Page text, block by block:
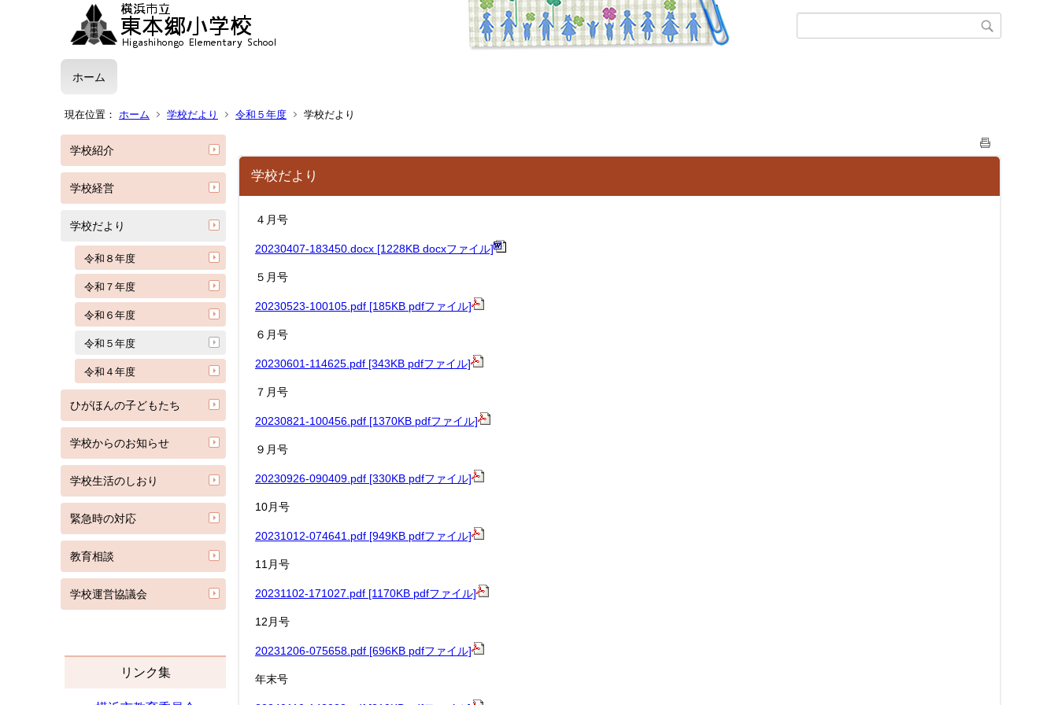
ホーム
現在位置： ホーム 学校だより 令和５年度 学校だより
学校紹介
学校経営
学校だより
令和８年度
令和７年度
令和６年度
令和５年度
令和４年度
ひがほんの子どもたち
学校からのお知らせ
学校生活のしおり
緊急時の対応
教育相談
学校運営協議会
リンク集
学校だより
４月号
20230407-183450.docx [1228KB docxファイル]
５月号
20230523-100105.pdf [185KB pdfファイル]
６月号
20230601-114625.pdf [343KB pdfファイル]
７月号
20230821-100456.pdf [1370KB pdfファイル]
９月号
20230926-090409.pdf [330KB pdfファイル]
10月号
20231012-074641.pdf [949KB pdfファイル]
11月号
20231102-171027.pdf [1170KB pdfファイル]
12月号
20231206-075658.pdf [696KB pdfファイル]
年末号